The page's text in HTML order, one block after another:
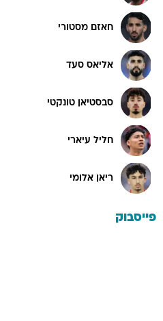
חאזם מסטורי
אליאס סעד
סבסטיאן טונקטי
חליל עיארי
ריאן אלומי
פייסבוק